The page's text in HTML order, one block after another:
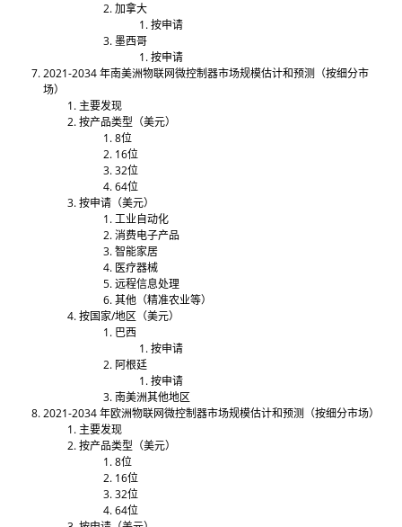
加拿大
按申请
墨西哥
按申请
2021-2034 年南美洲物联网微控制器市场规模估计和预测（按细分市
场）
主要发现
按产品类型（美元）
8位
16位
32位
64位
按申请（美元）
工业自动化
消费电子产品
智能家居
医疗器械
远程信息处理
其他（精准农业等）
按国家/地区（美元）
巴西
按申请
阿根廷
按申请
南美洲其他地区
2021-2034 年欧洲物联网微控制器市场规模估计和预测（按细分市场）
主要发现
按产品类型（美元）
8位
16位
32位
64位